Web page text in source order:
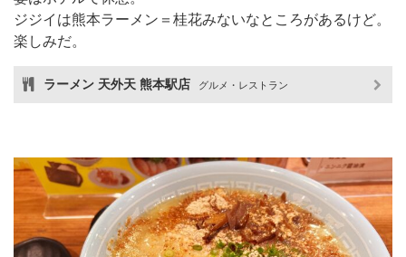
ジジイは熊本ラーメン＝桂花みないなところがあるけど。
楽しみだ。
ラーメン 天外天 熊本駅店 グルメ・レストラン